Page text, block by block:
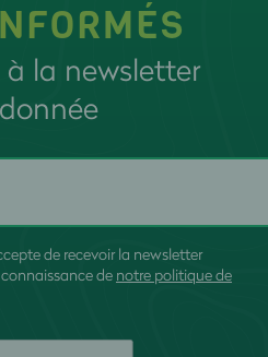
la newsletter
de recevoir la newsletter
connaissance de notre politique de